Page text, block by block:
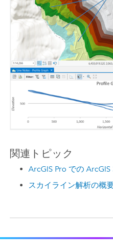
関連トピック
ArcGIS Pro での
スカイライン解析の概